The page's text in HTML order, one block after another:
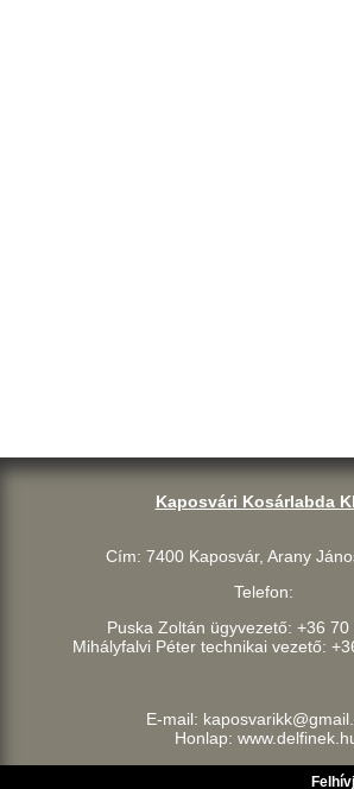
Kaposvári Kosárlabda
Cím: 7400 Kaposvár, Arany
Telefon:
Puska Zoltán ügyvezető: +36 70
Mihályfalvi Péter technikai vezető:
E-mail:
Honlap: